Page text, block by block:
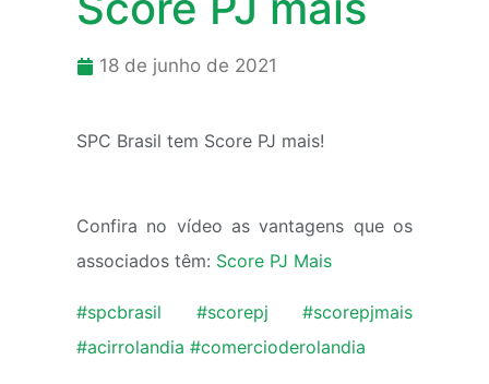
18 de junho de 2021
SPC Brasil tem Score PJ mais!
Confira no vídeo as vantagens que os
associados têm: Score PJ Mais
#spcbrasil #scorepj
#scorepjmais
#acirrolandia #comercioderolandia